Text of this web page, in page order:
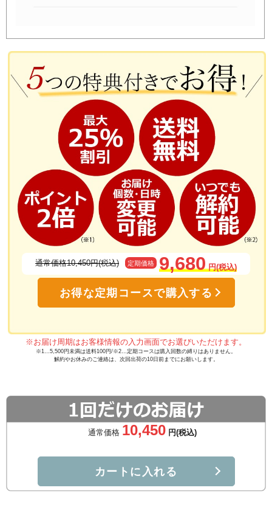
通常価格 10,450 円(税込)
カートに入れる
通常価格10,450円(税込) 定期価格 9,680 円(税込)
お得な定期コースで購入する
※お届け周期はお客様情報の入力画面でお選びいただけます。
※1…5,500円未満は送料100円/※2…定期コースは購入回数の縛りはありません。
解約やお休みのご連絡は、次回出荷の10日前までにお願いします。